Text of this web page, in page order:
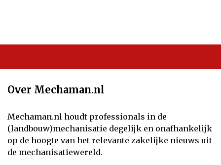
Over Mechaman.nl
Mechaman.nl houdt professionals in de
(landbouw)mechanisatie degelijk en onafhankelijk
op de hoogte van het relevante zakelijke nieuws uit
de mechanisatiewereld.